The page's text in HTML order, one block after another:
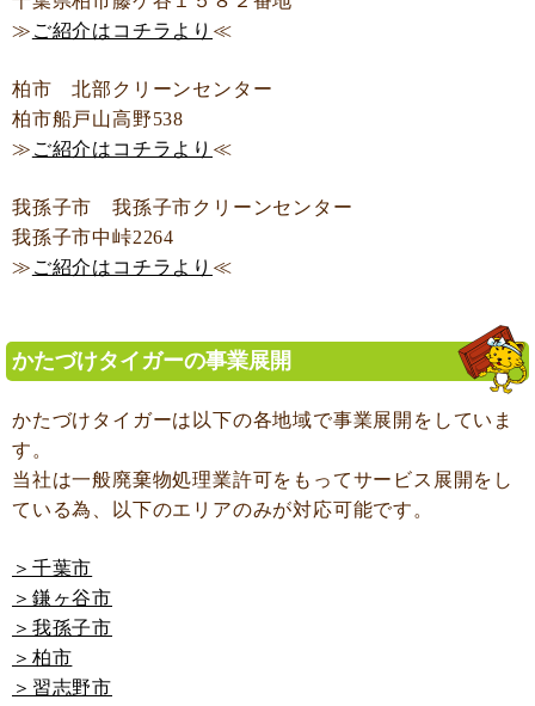
≫ ご紹介はコチラより ≪
柏市 北部クリーンセンター
柏市船戸山高野538
≫ ご紹介はコチラより ≪
我孫子市 我孫子市クリーンセンター
我孫子市中峠2264
≫ ご紹介はコチラより ≪
かたづけタイガーの事業展開
かたづけタイガーは以下の各地域で事業展開をしていま
す。
当社は一般廃棄物処理業許可をもってサービス展開をし
ている為、以下のエリアのみが対応可能です。
＞千葉市
＞鎌ヶ谷市
＞我孫子市
＞柏市
＞習志野市